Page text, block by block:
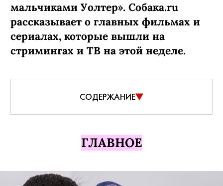
мальчиками Уолтер». Собака.ru
рассказывает о главных фильмах и
сериалах, которые вышли на
стримингах и ТВ на этой неделе.
СОДЕРЖАНИЕ
ГЛАВНОЕ